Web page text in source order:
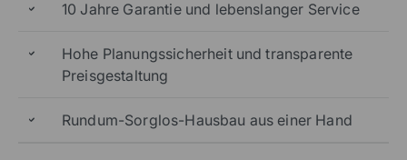
10 Jahre Garantie und lebenslanger Service
Hohe Planungssicherheit und transparente
Preisgestaltung
Rundum-Sorglos-Hausbau aus einer Hand